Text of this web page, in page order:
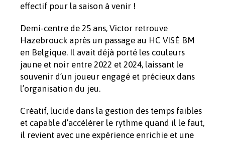
effectif pour la saison à venir !
Demi-centre de 25 ans, Victor retrouve
Hazebrouck après un passage au HC VISÉ BM
en Belgique. Il avait déjà porté les couleurs
jaune et noir entre 2022 et 2024, laissant le
souvenir d’un joueur engagé et précieux dans
l’organisation du jeu.
Créatif, lucide dans la gestion des temps faibles
et capable d’accélérer le rythme quand il le faut,
il revient avec une expérience enrichie et une